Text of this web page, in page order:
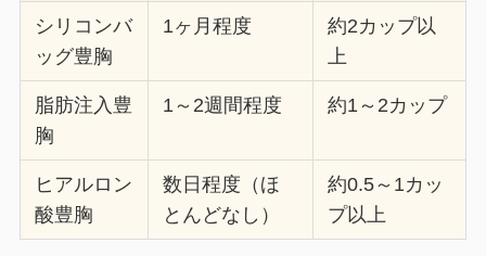
シリコンバ
ッグ豊胸
1ヶ月程度
約2カップ以
上
脂肪注入豊
胸
1～2週間程度 約1～2カップ
ヒアルロン
酸豊胸
数日程度（ほ
とんどなし）
約0.5～1カッ
プ以上